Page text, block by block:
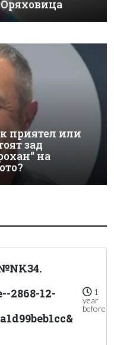
Оряховица
приятел или
зад
на
2868-12-
1
year
before